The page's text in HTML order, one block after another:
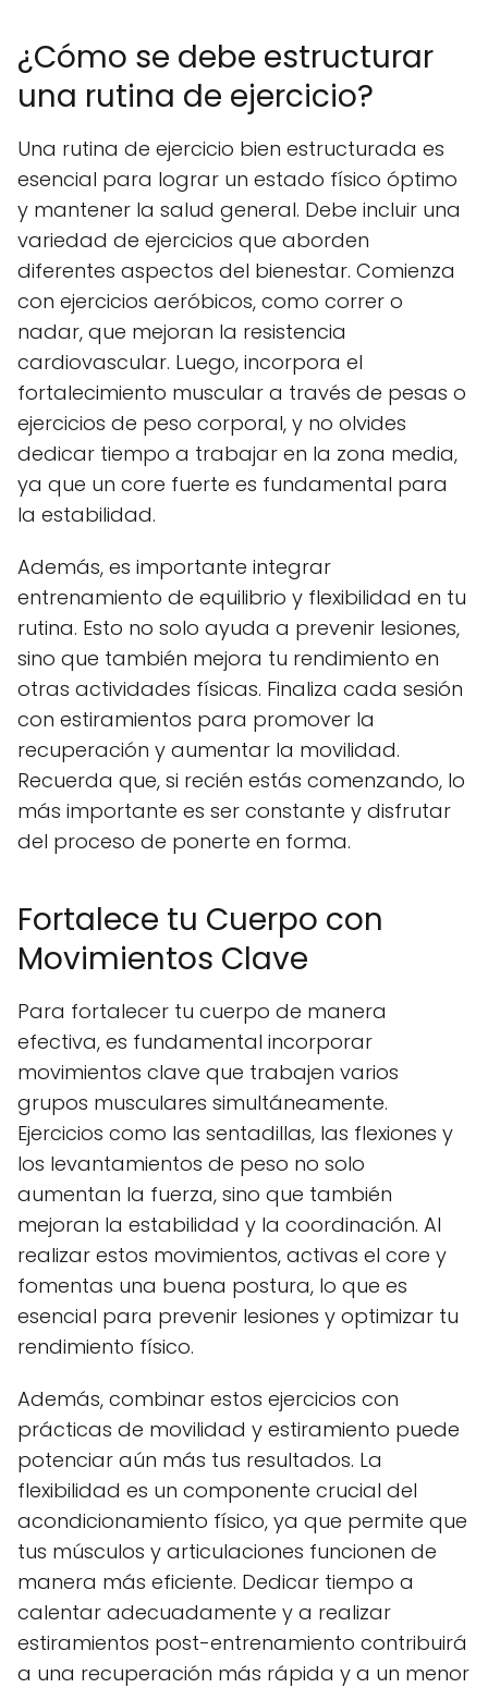
¿Cómo se debe estructurar
una rutina de ejercicio?
Una rutina de ejercicio bien estructurada es
esencial para lograr un estado físico óptimo
y mantener la salud general. Debe incluir una
variedad de ejercicios que aborden
diferentes aspectos del bienestar. Comienza
con ejercicios aeróbicos, como correr o
nadar, que mejoran la resistencia
cardiovascular. Luego, incorpora el
fortalecimiento muscular a través de pesas o
ejercicios de peso corporal, y no olvides
dedicar tiempo a trabajar en la zona media,
ya que un core fuerte es fundamental para
la estabilidad.
Además, es importante integrar
entrenamiento de equilibrio y flexibilidad en tu
rutina. Esto no solo ayuda a prevenir lesiones,
sino que también mejora tu rendimiento en
otras actividades físicas. Finaliza cada sesión
con estiramientos para promover la
recuperación y aumentar la movilidad.
Recuerda que, si recién estás comenzando, lo
más importante es ser constante y disfrutar
del proceso de ponerte en forma.
Fortalece tu Cuerpo con
Movimientos Clave
Para fortalecer tu cuerpo de manera
efectiva, es fundamental incorporar
movimientos clave que trabajen varios
grupos musculares simultáneamente.
Ejercicios como las sentadillas, las flexiones y
los levantamientos de peso no solo
aumentan la fuerza, sino que también
mejoran la estabilidad y la coordinación. Al
realizar estos movimientos, activas el core y
fomentas una buena postura, lo que es
esencial para prevenir lesiones y optimizar tu
rendimiento físico.
Además, combinar estos ejercicios con
prácticas de movilidad y estiramiento puede
potenciar aún más tus resultados. La
flexibilidad es un componente crucial del
acondicionamiento físico, ya que permite que
tus músculos y articulaciones funcionen de
manera más eficiente. Dedicar tiempo a
calentar adecuadamente y a realizar
estiramientos post-entrenamiento contribuirá
a una recuperación más rápida y a un menor